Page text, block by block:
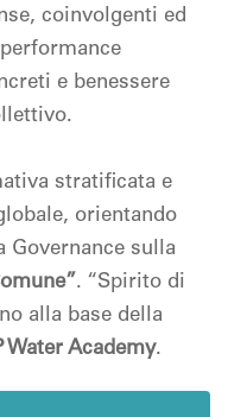
coinvolgenti ed
e benessere
stratificata e
orientando
Governance sulla
. “Spirito di
alla base della
Water Academy.